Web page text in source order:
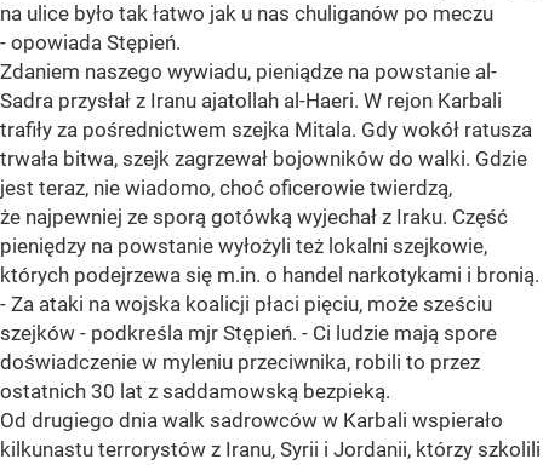
na ulice było tak łatwo jak u nas chuliganów po meczu
- opowiada Stępień.
Zdaniem naszego wywiadu, pieniądze na powstanie al-
Sadra przysłał z Iranu ajatollah al-Haeri. W rejon Karbali
trafiły za pośrednictwem szejka Mitala. Gdy wokół ratusza
trwała bitwa, szejk zagrzewał bojowników do walki. Gdzie
jest teraz, nie wiadomo, choć oficerowie twierdzą,
że najpewniej ze sporą gotówką wyjechał z Iraku. Część
pieniędzy na powstanie wyłożyli też lokalni szejkowie,
których podejrzewa się m.in. o handel narkotykami i bronią.
- Za ataki na wojska koalicji płaci pięciu, może sześciu
szejków - podkreśla mjr Stępień. - Ci ludzie mają spore
doświadczenie w myleniu przeciwnika, robili to przez
ostatnich 30 lat z saddamowską bezpieką.
Od drugiego dnia walk sadrowców w Karbali wspierało
kilkunastu terrorystów z Iranu, Syrii i Jordanii, którzy szkolili